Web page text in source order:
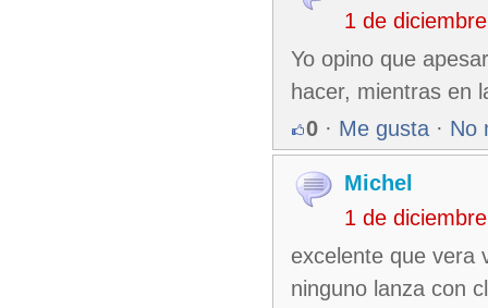
1 de
Yo opino que
hacer, mientras en
0 · Me gusta · No
Michel
1 de
excelente que vera
ninguno lanza con